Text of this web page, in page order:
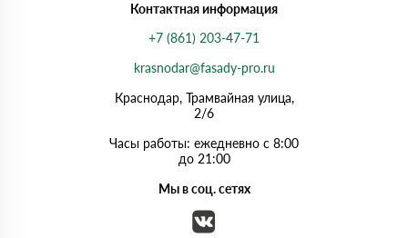
Контактная информация
+7 (861) 203-47-71
krasnodar@fasady-pro.ru
Краснодар, Трамвайная улица,
2/6
Часы работы: ежедневно с 8:00
до 21:00
Мы в соц. сетях